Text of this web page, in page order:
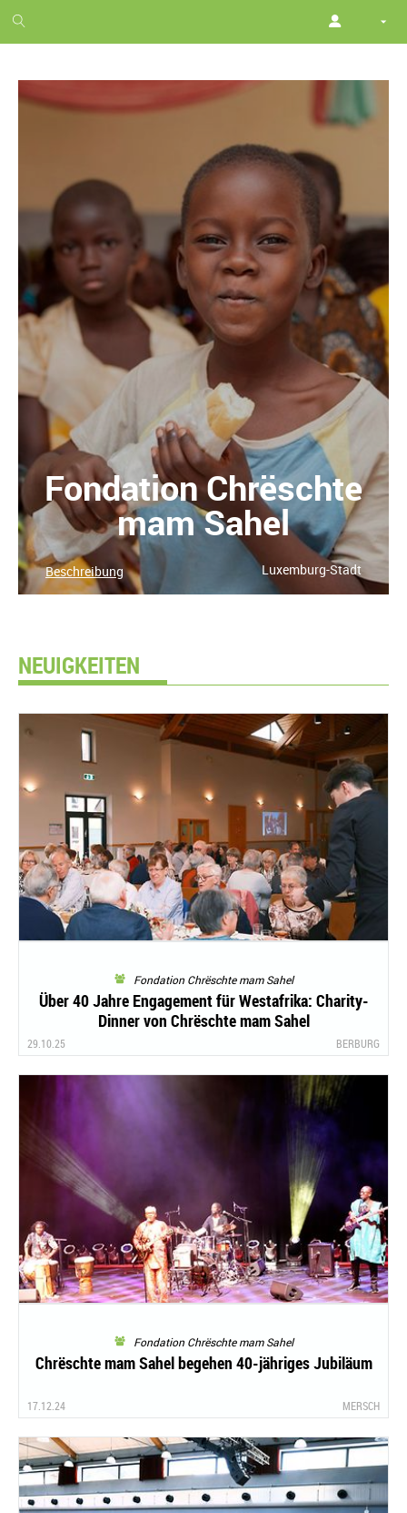
month
Fondation Chrëschte
mam Sahel
Luxemburg-Stadt
Beschreibung
NEUIGKEITEN
Fondation Chrëschte mam Sahel
Über 40 Jahre Engagement für Westafrika: Charity-
Dinner von Chrëschte mam Sahel
29.10.25 BERBURG
Fondation Chrëschte mam Sahel
Chrëschte mam Sahel begehen 40-jähriges Jubiläum
17.12.24 MERSCH